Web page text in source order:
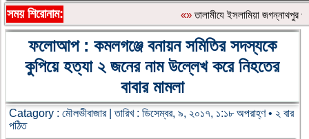
সময় শিরোনাম: «»‎তালামীযে ইসলামিয়া জগন্নাথপুর
ফলোআপ : কমলগঞ্জে বনায়ন সমিতির সদস্যকে
কুপিয়ে হত্যা ২ জনের নাম উল্লেখ করে নিহতের
বাবার মামলা
Catagory : মৌলভীবাজার| তারিখ : ডিসেম্বর, ৯, ২০১৭, ১:১৮ অপরাহ্ণ • ২ বার
পঠিত